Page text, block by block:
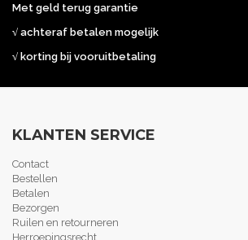
Met geld terug garantie
√ achteraf betalen mogelijk
√ korting bij vooruitbetaling
KLANTEN SERVICE
Contact
Bestellen
Betalen
Bezorgen
Ruilen en retourneren
Herroepingsrecht